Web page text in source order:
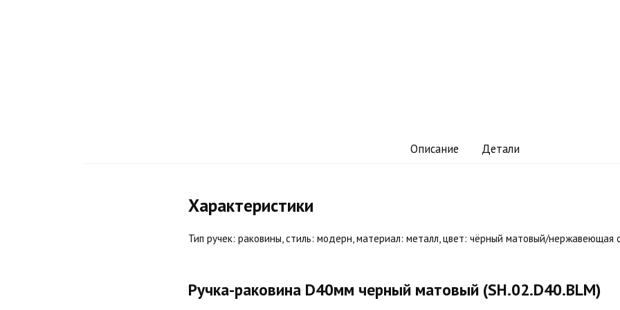
Описание Детали
Характеристики
Тип ручек: раковины, стиль: модерн, материал: металл, цвет: чёрный матовый/нержавеющая
Ручка-раковина D40мм черный матовый (SH.02.D40.BLM)